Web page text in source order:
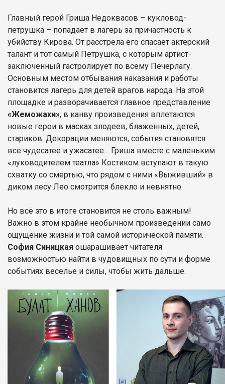
Главный герой Гриша Недоквасов – кукловод-
петрушка – попадает в лагерь за причастность к
убийству Кирова. От расстрела его спасает актерский
талант и тот самый Петрушка, с которым артист-
заключенный гастролирует по всему Печерлагу.
Основным местом отбывания наказания и работы
становится лагерь для детей врагов народа. На этой
площадке и разворачивается главное представление
«Жеможахи», в канву произведения вплетаются
новые герои в масках злодеев, блаженных, детей,
стариков. Декорации меняются, события становятся
все чудесатее и ужасатее… Гриша вместе с маленьким
«луководителем театла» Костиком вступают в такую
схватку со смертью, что рядом с ними «Выживший» в
диком лесу Лео смотрится блекло и невнятно.
Но всё это в итоге становится не столь важным!
Важно в этом крайне необычном произведении само
ощущение жизни и той самой исторической памяти.
София Синицкая ошарашивает читателя
возможностью найти в чудовищных по сути и форме
событиях веселье и силы, чтобы жить дальше.